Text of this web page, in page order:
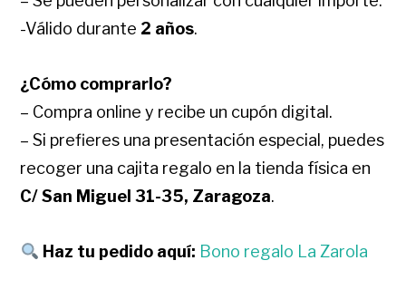
-Válido durante 2 años.
¿Cómo comprarlo?
– Compra online y recibe un cupón digital.
– Si prefieres una presentación especial, puedes
recoger una cajita regalo en la tienda física en
C/ San Miguel 31-35, Zaragoza.
Haz tu pedido aquí: Bono regalo La Zarola